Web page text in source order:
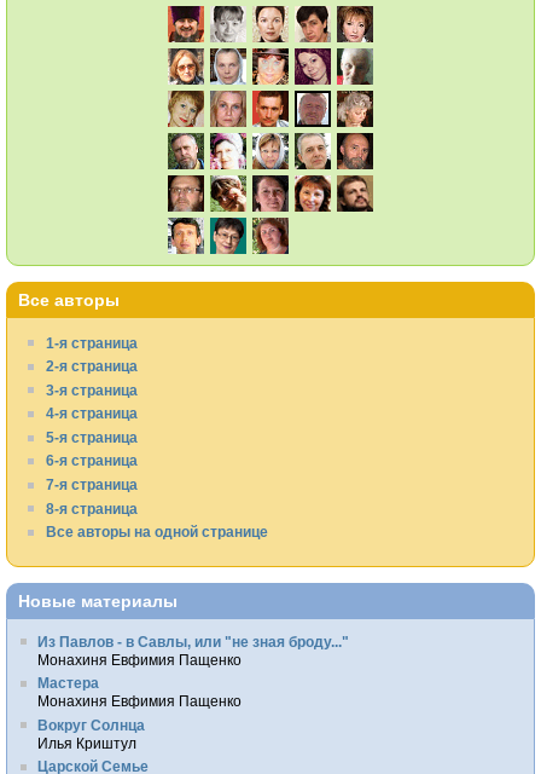
Все авторы
1-я страница
2-я страница
3-я страница
4-я страница
5-я страница
6-я страница
7-я страница
8-я страница
Все авторы на одной странице
Новые материалы
Из Павлов - в Савлы, или "не зная броду..."
Монахиня Евфимия Пащенко
Мастера
Монахиня Евфимия Пащенко
Вокруг Солнца
Илья Криштул
Царской Семье